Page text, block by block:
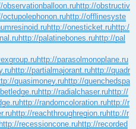
observationballoon.ruhttp://obstructiv
octupolephonon.ruhttp://offlinesyste
http://onesticket.ruhttp:/
http://palatinebones.ruhttp://pal
http://parasolmonoplane.ru
http://partialmajorant.ruhttp://quadr
quasimoney.ruhttp://quenchedspa
http://radialchaser.ruhttp://
http://randomcoloration.ruhttp://r
http://reachthroughregion.ruhttp://r
http://recessioncone.ruhttp://recorded